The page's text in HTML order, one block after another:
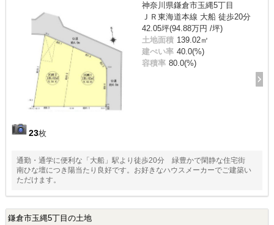
23枚
神奈川県鎌倉市玉縄5丁目
ＪＲ東海道本線 大船 徒歩20分
42.05坪(94.88万円 /坪)
土地面積 139.02㎡
建ぺい率 40.0(%)
容積率 80.0(%)
通勤・通学に便利な「大船」駅より徒歩20分 緑豊かで閑静な住宅街
南ひな壇につき陽当たり良好です。お好きなハウスメーカーでご建築い
ただけます。
鎌倉市玉縄5丁目の土地